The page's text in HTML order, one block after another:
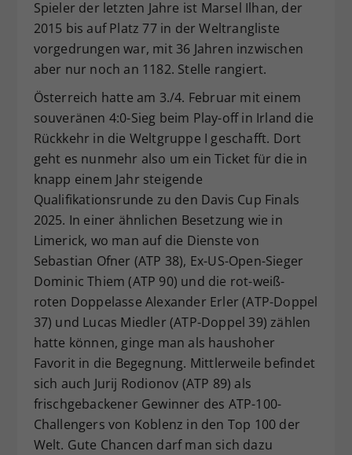
Spieler der letzten Jahre ist Marsel Ilhan, der
2015 bis auf Platz 77 in der Weltrangliste
vorgedrungen war, mit 36 Jahren inzwischen
aber nur noch an 1182. Stelle rangiert.
Österreich hatte am 3./4. Februar mit einem
souveränen 4:0-Sieg beim Play-off in Irland die
Rückkehr in die Weltgruppe I geschafft. Dort
geht es nunmehr also um ein Ticket für die in
knapp einem Jahr steigende
Qualifikationsrunde zu den Davis Cup Finals
2025. In einer ähnlichen Besetzung wie in
Limerick, wo man auf die Dienste von
Sebastian Ofner (ATP 38), Ex-US-Open-Sieger
Dominic Thiem (ATP 90) und die rot-weiß-
roten Doppelasse Alexander Erler (ATP-Doppel
37) und Lucas Miedler (ATP-Doppel 39) zählen
hatte können, ginge man als haushoher
Favorit in die Begegnung. Mittlerweile befindet
sich auch Jurij Rodionov (ATP 89) als
frischgebackener Gewinner des ATP-100-
Challengers von Koblenz in den Top 100 der
Welt. Gute Chancen darf man sich dazu